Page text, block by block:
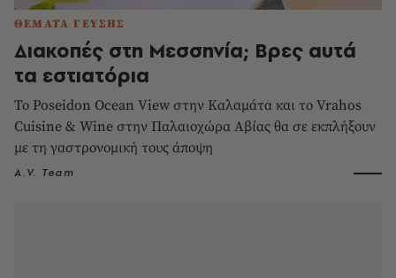
ΘΕΜΑΤΑ ΓΕΥΣΗΣ
Διακοπές στη Μεσσηνία; Βρες αυτά
τα εστιατόρια
Το Poseidon Ocean View στην Καλαμάτα και το Vrahos
Cuisine & Wine στην Παλαιοχώρα Αβίας θα σε εκπλήξουν
με τη γαστρονομική τους άποψη
A.V. Team